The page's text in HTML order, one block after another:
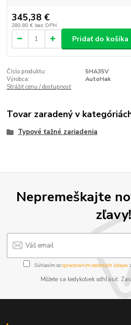
345,38 €
280,80 € bez DPH
Pridať do košíka
Číslo produktu:
5HA35V
Výrobca:
AutoHak
Strážiť cenu / dostupnosť
Tovar zaradený v
Typové ťažné zariadenia
Nepremeškajte
zľavy!
Súhlasím sospracovaním osobných údajov
Môžete sa kedykoľvek odhlásiť.